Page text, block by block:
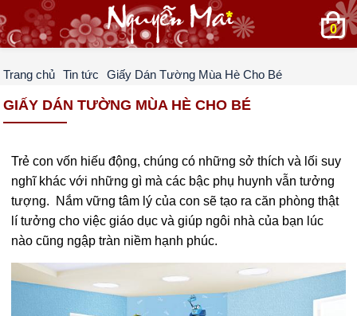
0
Trang chủ Tin tức Giấy Dán Tường Mùa Hè Cho Bé
GIẤY DÁN TƯỜNG MÙA HÈ CHO BÉ
Trẻ con vốn hiếu động, chúng có những sở thích và lối suy
nghĩ khác với những gì mà các bậc phụ huynh vẫn tưởng
tượng. Nắm vững tâm lý của con sẽ tạo ra căn phòng thật
lí tưởng cho việc giáo dục và giúp ngôi nhà của bạn lúc
nào cũng ngập tràn niềm hạnh phúc.